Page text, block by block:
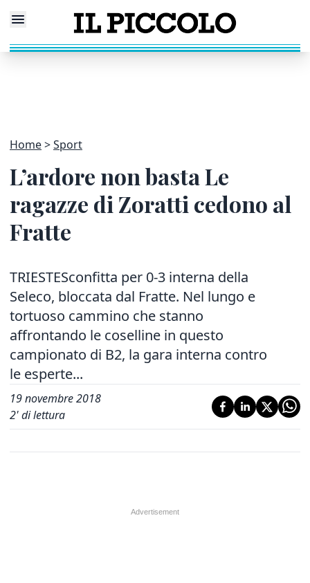
Home Sport
L’ardore non basta Le
ragazze di Zoratti cedono al
Fratte
TRIESTESconfitta per 0-3 interna della
Seleco, bloccata dal Fratte. Nel lungo e
tortuoso cammino che stanno
affrontando le coselline in questo
campionato di B2, la gara interna contro
le esperte...
19 novembre 2018
2' di lettura